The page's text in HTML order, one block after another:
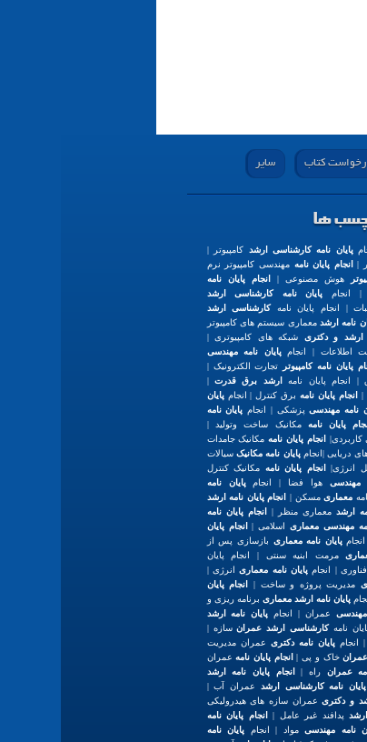
کتاب سایر
ها
پایان نامه کارشناسی ارشد کامپیوتر |
| انجام پایان نامه مهندسی کامپیوتر نرم
هوش مصنوعی |
انجام پایان نامه
| انجام پایان نامه کارشناسی ارشد
| انجام پایان نامهکارشناسی ارشد
نامه ارشدمعماری سیستم های کامپیوتر
ارشد و دکتری شبکه های کامپیوتری |
اطلاعات | انجامپایان نامه مهندسی
پایان نامه کامپیوتر
تجارت الکترونیک |
| انجام پایان نامه
ارشد برق قدرت|
| انجام پایان نامهبرق کنترل | انجامپایان
نامه مهندسیپزشکی | انجام پایان نامه
پایان نامه مکانیک ساخت وتولید |
انجام پایان نامهمکانیک جامدات
دریایی |انجامپایان نامه مکانیک سیالات
انرژی| انجام پایان نامه مکانیک کنترل
مهندسیهوا فضا | انجامپایان نامه
معماریمسکن |
انجام پایان نامه ارشد
ارشدمعماری منظر |
انجام پایان نامه
مهندسی معماریاسلامی |
انجام پایان
پایان نامه معماری بازسازی پس از
مرمت ابنیه سنتی | انجام پایان
فناوری | انجام پایان نامه معماریانرژی |
مدیریت پروژه و ساخت |
انجام پایان
پایان نامه ارشد معماری برنامه ریزی و
مهندسی عمران | انجام پایان نامه ارشد
نامهکارشناسی ارشد عمرانسازه |
انجامپایان نامه دکتری عمران مدیریت
خاک و پی | انجام پایان نامهعمران
عمران راه |
انجام پایان نامه ارشد
پایان نامه کارشناسی ارشد عمران آب |
و دکتریعمران سازه های هیدرولیکی
پدافند غیر عامل |
انجام پایان نامه
نامه مهندسیمواد | انجام پایان نامه